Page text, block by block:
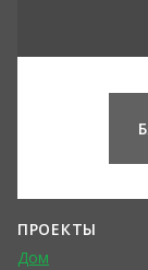
ПРОЕКТЫ
Дом